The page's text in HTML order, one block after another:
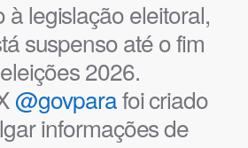
à legislação eleitoral,
suspenso até o fim
2026.
@govparafoi criado
informações de